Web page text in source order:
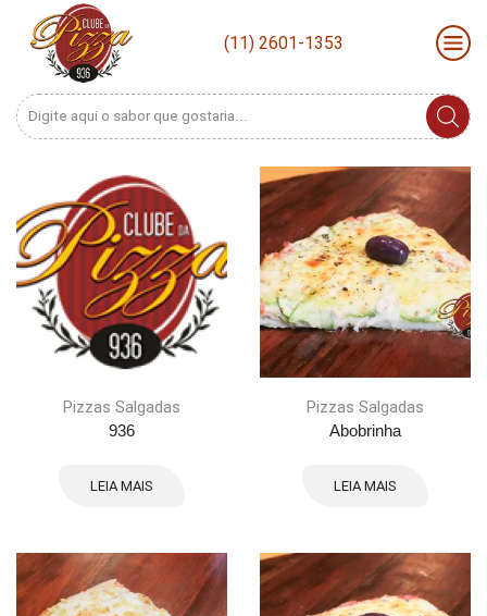
(11) 2601-1353
Search
Pizzas Salgadas
936
LEIA MAIS
Pizzas Salgadas
Abobrinha
LEIA MAIS